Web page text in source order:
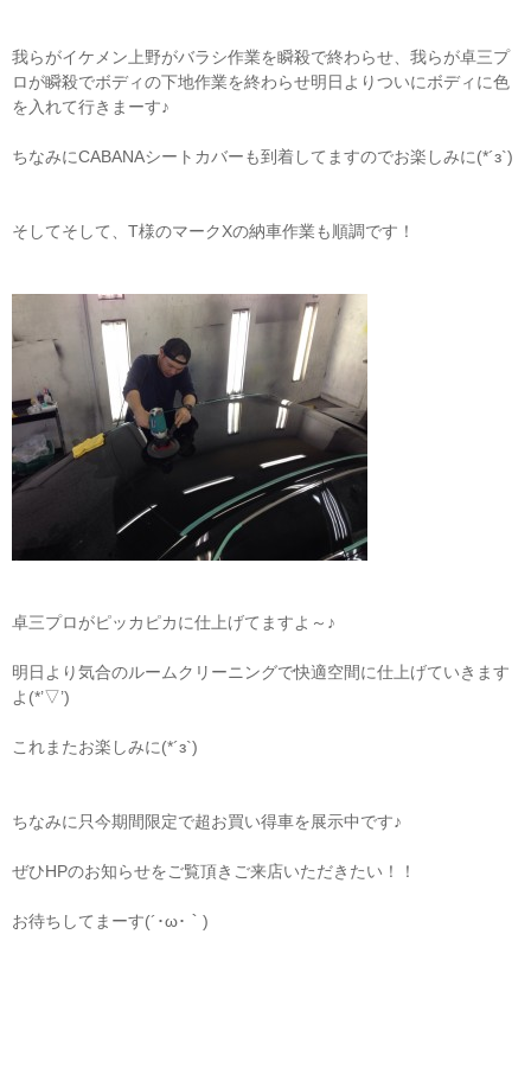
我らがイケメン上野がバラシ作業を瞬殺で終わらせ、我らが卓三プ
ロが瞬殺でボディの下地作業を終わらせ明日よりついにボディに色
を入れて行きまーす♪
ちなみにCABANAシートカバーも到着してますのでお楽しみに(*´з`)
そしてそして、T様のマークXの納車作業も順調です！
卓三プロがピッカピカに仕上げてますよ～♪
明日より気合のルームクリーニングで快適空間に仕上げていきます
よ(*’▽’)
これまたお楽しみに(*´з`)
ちなみに只今期間限定で超お買い得車を展示中です♪
ぜひHPのお知らせをご覧頂きご来店いただきたい！！
お待ちしてまーす(´･ω･｀)